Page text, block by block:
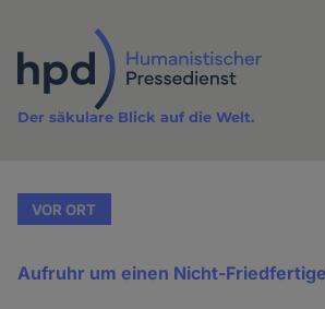
Inhalt
Der säkulare Blick auf die Welt.
VOR ORT
Aufruhr um einen Nicht-